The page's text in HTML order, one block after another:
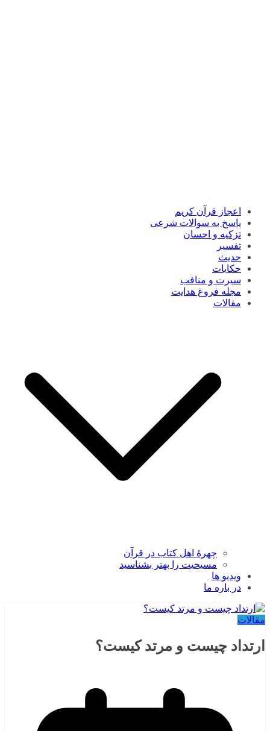
اعجاز قرآن کریم
پاسخ به سوالات شرعی
تزکیه و احسان
تفسیر
حدیث
حکایات
سیرت و منافب
مجله فروغ هدایت
مقالات
چهرۀ اهل کتاب در قرآن
مسیحیت را بهتر بشناسید
ویدیو ها
در باره ما
مقالات
ارتداد چیست و مرتد کیست؟